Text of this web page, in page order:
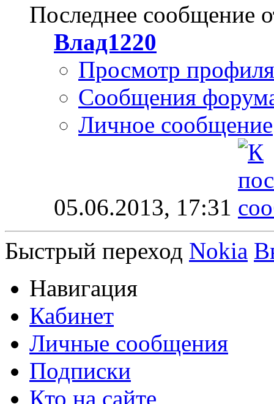
Последнее сообщение
Влад1220
Просмотр профиля
Сообщения
Личное сообщение
05.06.2013, 17:31
Быстрый переход Nokia
Навигация
Кабинет
Личные сообщения
Подписки
Кто на сайте